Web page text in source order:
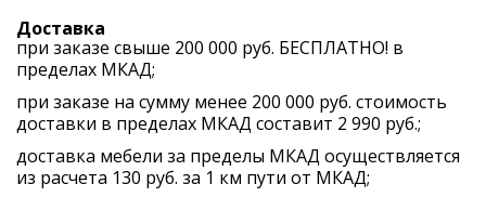
Доставка
при заказе свыше 200 000 руб. БЕСПЛАТНО! в
пределах МКАД;
при заказе на сумму менее 200 000 руб. стоимость
доставки в пределах МКАД составит 2 990 руб.;
доставка мебели за пределы МКАД осуществляется
из расчета 130 руб. за 1 км пути от МКАД;